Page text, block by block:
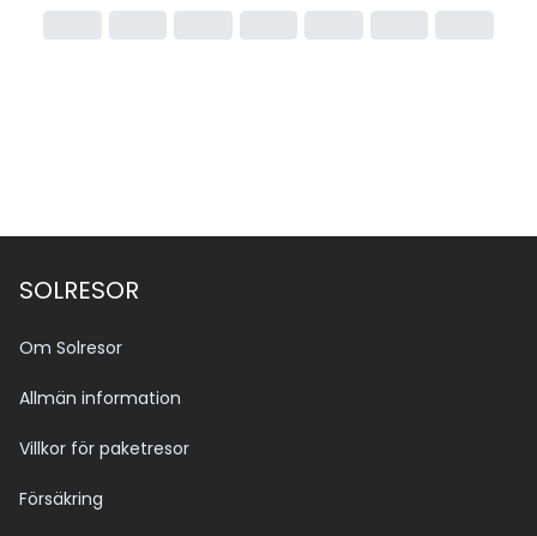
SOLRESOR
Om Solresor
Allmän information
Villkor för paketresor
Försäkring